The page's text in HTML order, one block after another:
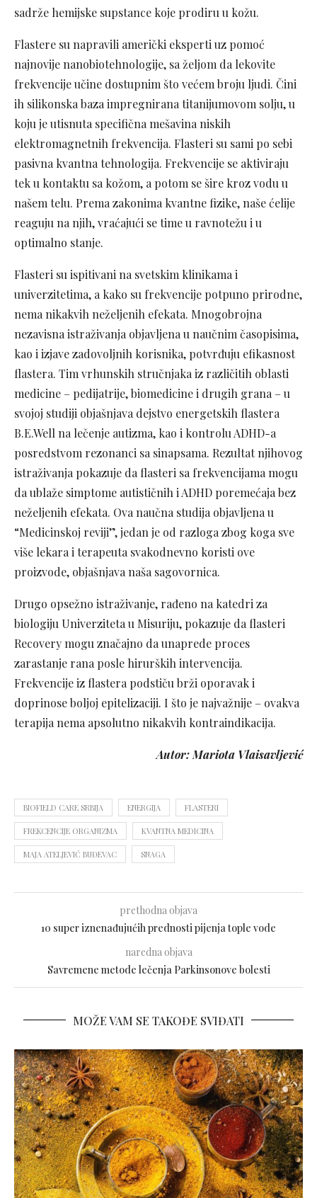
sadrže hemijske supstance koje prodiru u kožu.
Flastere su napravili američki eksperti uz pomoć
najnovije nanobiotehnologije, sa željom da lekovite
frekvencije učine dostupnim što većem broju ljudi. Čini
ih silikonska baza impregnirana titanijumovom solju, u
koju je utisnuta specifična mešavina niskih
elektromagnetnih frekvencija. Flasteri su sami po sebi
pasivna kvantna tehnologija. Frekvencije se aktiviraju
tek u kontaktu sa kožom, a potom se šire kroz vodu u
našem telu. Prema zakonima kvantne fizike, naše ćelije
reaguju na njih, vraćajući se time u ravnotežu i u
optimalno stanje.
Flasteri su ispitivani na svetskim klinikama i
univerzitetima, a kako su frekvencije potpuno prirodne,
nema nikakvih neželjenih efekata. Mnogobrojna
nezavisna istraživanja objavljena u naučnim časopisima,
kao i izjave zadovoljnih korisnika, potvrđuju efikasnost
flastera. Tim vrhunskih stručnjaka iz različitih oblasti
medicine – pedijatrije, biomedicine i drugih grana – u
svojoj studiji objašnjava dejstvo energetskih flastera
B.E.Well na lečenje autizma, kao i kontrolu ADHD-a
posredstvom rezonanci sa sinapsama. Rezultat njihovog
istraživanja pokazuje da flasteri sa frekvencijama mogu
da ublaže simptome autističnih i ADHD poremećaja bez
neželjenih efekata. Ova naučna studija objavljena u
“Medicinskoj reviji”, jedan je od razloga zbog koga sve
više lekara i terapeuta svakodnevno koristi ove
proizvode, objašnjava naša sagovornica.
Drugo opsežno istraživanje, rađeno na katedri za
biologiju Univerziteta u Misuriju, pokazuje da flasteri
Recovery mogu značajno da unaprede proces
zarastanje rana posle hirurških intervencija.
Frekvencije iz flastera podstiču brži oporavak i
doprinose boljoj epitelizaciji. I što je najvažnije – ovakva
terapija nema apsolutno nikakvih kontraindikacija.
Autor: Mariota Vlaisavljević
BIOFIELD CARE SRBIJA ENERGIJA FLASTERI
FREKCENCIJE ORGANIZMA KVANTNA MEDICINA
MAJA ATELJEVIĆ BUĐEVAC SNAGA
prethodna objava
10 super iznenađujućih prednosti pijenja tople vode
naredna objava
Savremene metode lečenja Parkinsonove bolesti
MOŽE VAM SE TAKOĐE SVIĐATI